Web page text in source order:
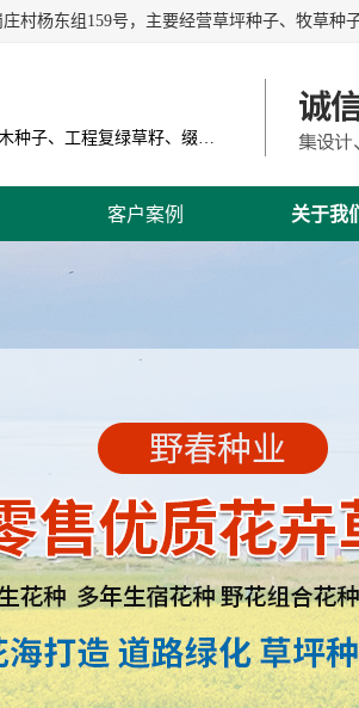
主营产品: 进口草坪种子、草花种子、牧草种子、灌木种子、工程复绿草籽、缀花组合种子
客户案例 关于我们